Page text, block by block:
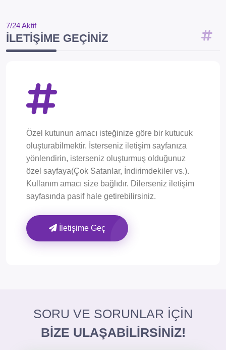
7/24 Aktif
İLETIŞIME GEÇINIZ
Özel kutunun amacı isteğinize göre bir kutucuk
oluşturabilmektir. İsterseniz iletişim sayfanıza
yönlendirin, isterseniz oluşturmuş olduğunuz
özel sayfaya(Çok Satanlar, İndirimdekiler vs.).
Kullanım amacı size bağlıdır. Dilerseniz iletişim
sayfasında pasif hale getirebilirsiniz.
İletişime Geç
SORU VE SORUNLAR İÇİN
BİZE ULAŞABİLİRSİNİZ!